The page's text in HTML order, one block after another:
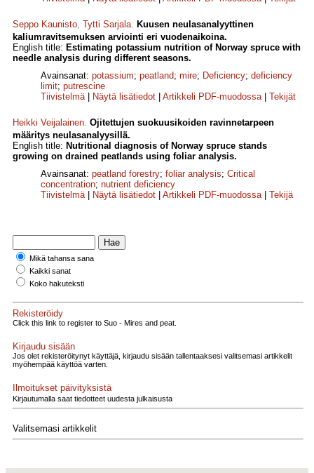
Seppo Kaunisto, Tytti Sarjala. Kuusen neulasanalyyttinen
kaliumravitsemuksen arviointi eri vuodenaikoina.
English title: Estimating potassium nutrition of Norway spruce with
needle analysis during different seasons.
Avainsanat: potassium; peatland; mire; Deficiency; deficiency
limit; putrescine
Tiivistelmä| Näytä lisätiedot Artikkeli PDF-muodossa| Tekijät
Heikki Veijalainen. Ojitettujen suokuusikoiden ravinnetarpeen
määritys neulasanalyysillä.
English title: Nutritional diagnosis of Norway spruce stands
growing on drained peatlands using foliar analysis.
Avainsanat: peatland forestry; foliar analysis; Critical
concentration; nutrient deficiency
Tiivistelmä| Näytä lisätiedot Artikkeli PDF-muodossa| Tekijä
Mikä tahansa sana
Kaikki sanat
Koko hakuteksti
Rekisteröidy
Click this link to register to Suo - Mires and peat.
Kirjaudu sisään
Jos olet rekisteröitynyt käyttäjä, kirjaudu sisään tallentaaksesi valitsemasi artikkelit
myöhempää käyttöä varten.
Ilmoitukset päivityksistä
Kirjautumalla saat tiedotteet uudesta julkaisusta
Valitsemasi artikkelit